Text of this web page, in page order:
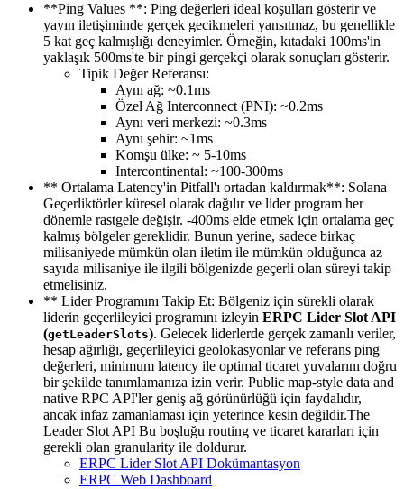
**Ping Values **: Ping değerleri ideal koşulları gösterir ve
yayın iletişiminde gerçek gecikmeleri yansıtmaz, bu genellikle
5 kat geç kalmışlığı deneyimler. Örneğin, kıtadaki 100ms'in
yaklaşık 500ms'te bir pingi gerçekçi olarak sonuçları gösterir.
Tipik Değer Referansı:
Aynı ağ: ~0.1ms
Özel Ağ Interconnect (PNI): ~0.2ms
Aynı veri merkezi: ~0.3ms
Aynı şehir: ~1ms
Komşu ülke: ~ 5-10ms
Intercontinental: ~100-300ms
** Ortalama Latency'in Pitfall'ı ortadan kaldırmak**: Solana
Geçerliktörler küresel olarak dağılır ve lider program her
dönemle rastgele değişir. -400ms elde etmek için ortalama geç
kalmış bölgeler gereklidir. Bunun yerine, sadece birkaç
milisaniyede mümkün olan iletim ile mümkün olduğunca az
sayıda milisaniye ile ilgili bölgenizde geçerli olan süreyi takip
etmelisiniz.
** Lider Programını Takip Et: Bölgeniz için sürekli olarak
liderin geçerlileyici programını izleyin ERPC Lider Slot API
(getLeaderSlots). Gelecek liderlerde gerçek zamanlı veriler,
hesap ağırlığı, geçerlileyici geolokasyonlar ve referans ping
değerleri, minimum latency ile optimal ticaret yuvalarını doğru
bir şekilde tanımlamanıza izin verir. Public map-style data and
native RPC API'ler geniş ağ görünürlüğü için faydalıdır,
ancak infaz zamanlaması için yeterince kesin değildir.The
Leader Slot API Bu boşluğu routing ve ticaret kararları için
gerekli olan granularity ile doldurur.
ERPC Lider Slot API Dokümantasyon
ERPC Web Dashboard